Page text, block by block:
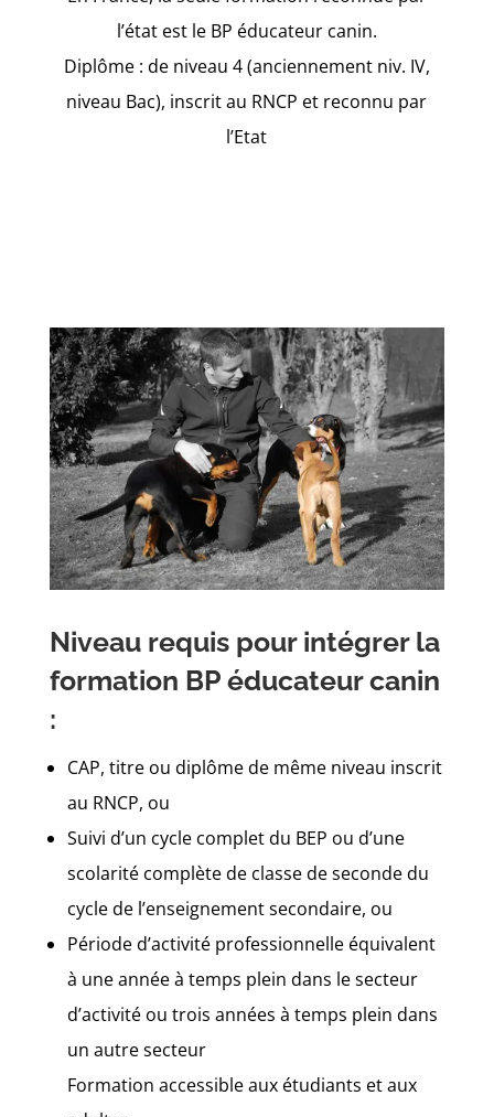
l’état est le BP éducateur canin.
Diplôme : de niveau 4 (anciennement niv. IV,
niveau Bac), inscrit au RNCP et reconnu par
l’Etat
Niveau requis pour intégrer la
formation BP éducateur canin
:
CAP, titre ou diplôme de même niveau inscrit
au RNCP, ou
Suivi d’un cycle complet du BEP ou d’une
scolarité complète de classe de seconde du
cycle de l’enseignement secondaire, ou
Période d’activité professionnelle équivalent
à une année à temps plein dans le secteur
d’activité ou trois années à temps plein dans
un autre secteur
Formation accessible aux étudiants et aux